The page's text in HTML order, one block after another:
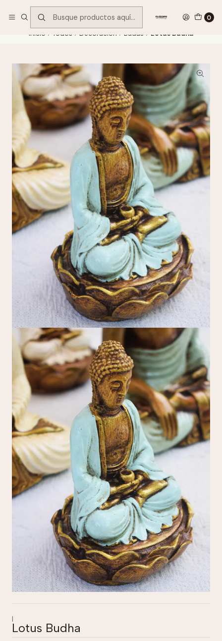
0
Inicio Todos Decoración Budas Lotus Budha
|
Lotus Budha